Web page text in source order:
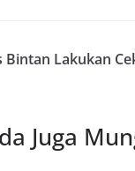
Bintan Lakukan
Juga